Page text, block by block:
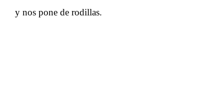
y nos pone de rodillas.